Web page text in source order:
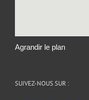
Agrandir le plan
SUIVEZ-NOUS SUR :